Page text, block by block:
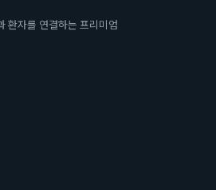
환자를 연결하는 프리미엄